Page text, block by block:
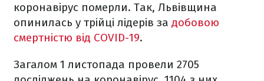
коронавірус померли. Так, Львівщина
опинилась у трійці лідерів за добовою
смертністю від COVID-19.
Загалом 1 листопада провели 2705